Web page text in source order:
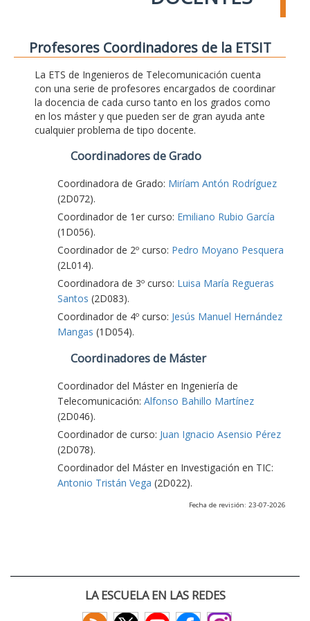
Profesores Coordinadores de la ETSIT
La ETS de Ingenieros de Telecomunicación cuenta
con una serie de profesores encargados de coordinar
la docencia de cada curso tanto en los grados como
en los máster y que pueden ser de gran ayuda ante
cualquier problema de tipo docente.
Coordinadores de Grado
Coordinadora de Grado: Miríam Antón Rodríguez
(2D072).
Coordinador de 1er curso: Emiliano Rubio García
(1D056).
Coordinador de 2º curso: Pedro Moyano Pesquera
(2L014).
Coordinadora de 3º curso: Luisa María Regueras
Santos (2D083).
Coordinador de 4º curso: Jesús Manuel Hernández
Mangas (1D054).
Coordinadores de Máster
Coordinador del Máster en Ingeniería de
Telecomunicación: Alfonso Bahillo Martínez
(2D046).
Coordinador de curso: Juan Ignacio Asensio Pérez
(2D078).
Coordinador del Máster en Investigación en TIC:
Antonio Tristán Vega (2D022).
Fecha de revisión: 23-07-2026
LA ESCUELA EN LAS REDES